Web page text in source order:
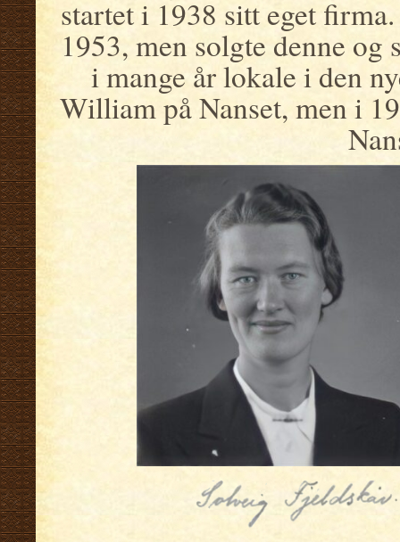
startet i 1938 sitt eget
1953, men solgte denne
i mange år lokale i den
William på Nanset, men i